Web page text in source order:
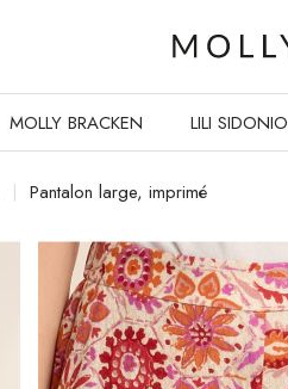
MOLLY BRACKEN LILI SIDONIO
Pantalon large, imprimé